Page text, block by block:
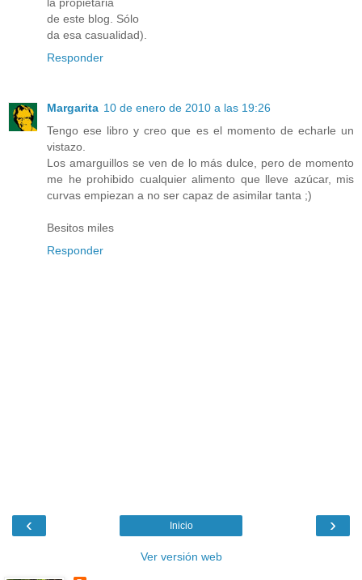
de este blog. Sólo
da esa casualidad).
Responder
Margarita 10 de enero de 2010 a las 19:26
Tengo ese libro y creo que es el momento de echarle un
vistazo.
Los amarguillos se ven de lo más dulce, pero de momento
me he prohibido cualquier alimento que lleve azúcar, mis
curvas empiezan a no ser capaz de asimilar tanta ;)
Besitos miles
Responder
‹ ›
Inicio
Ver versión web